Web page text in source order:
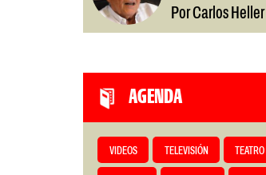
Por Carlos Heller
AGENDA
VIDEOS TELEVISIÓN TEATRO